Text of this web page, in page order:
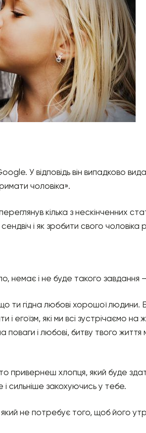
У відповідь він випадково видав
чоловіка».
кілька з нескінченних
і як зробити свого чоловіка
немає і не буде такого завдання
ти гідна любові хорошої людини.
і егоїзм, які ми всі зустрічаємо
поваги і любові, битву твого
привернеш хлопця, який буде
сильніше закохуючись у тебе.
не потребує того, щоб його